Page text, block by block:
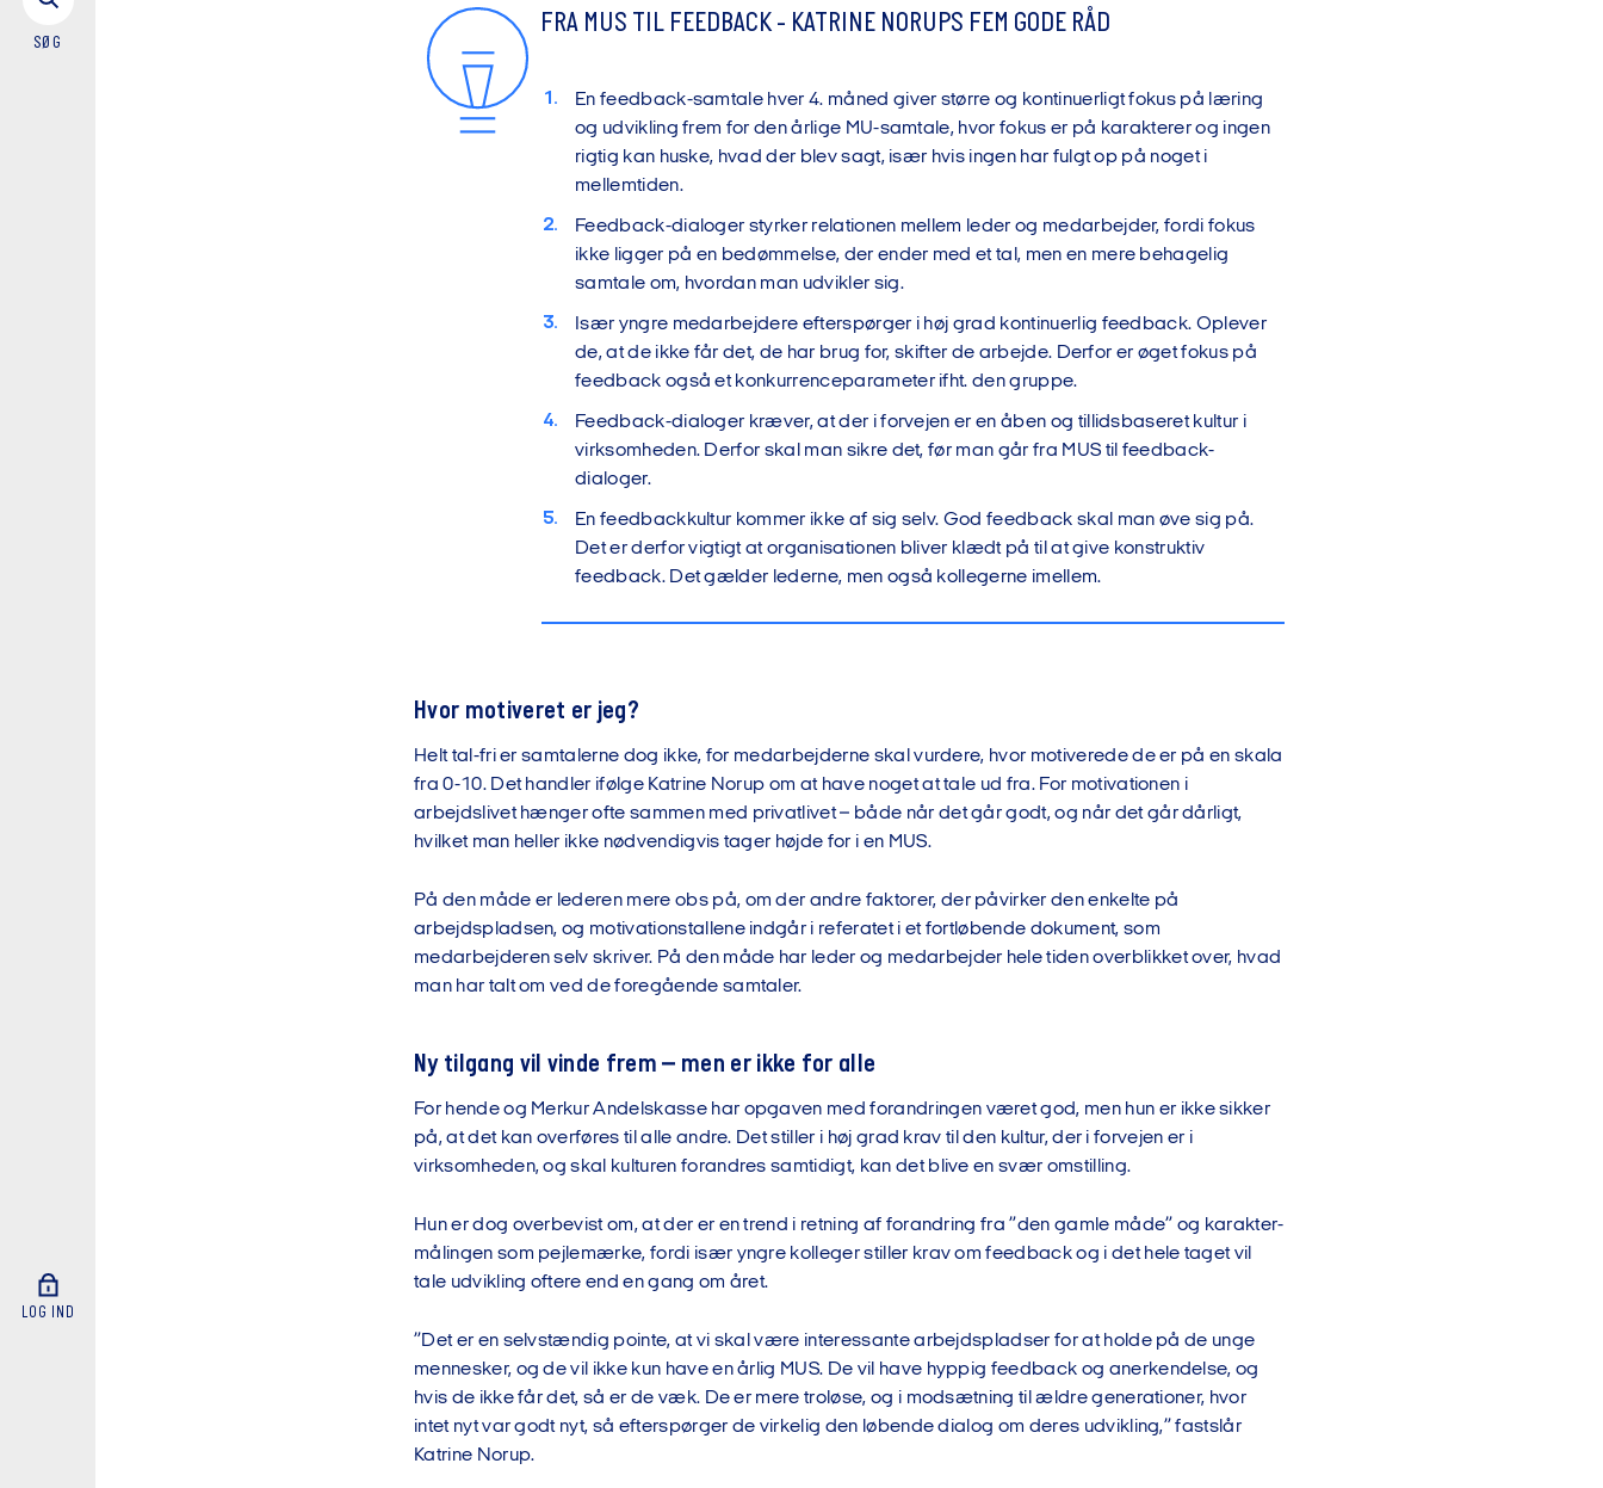
SØG
LOG IND
FRA MUS TIL FEEDBACK - KATRINE NORUPS FEM GODE RÅD
En feedback-samtale hver 4. måned giver større og kontinuerligt fokus på læring
og udvikling frem for den årlige MU-samtale, hvor fokus er på karakterer og ingen
rigtig kan huske, hvad der blev sagt, især hvis ingen har fulgt op på noget i
mellemtiden.
Feedback-dialoger styrker relationen mellem leder og medarbejder, fordi fokus
ikke ligger på en bedømmelse, der ender med et tal, men en mere behagelig
samtale om, hvordan man udvikler sig.
Især yngre medarbejdere efterspørger i høj grad kontinuerlig feedback. Oplever
de, at de ikke får det, de har brug for, skifter de arbejde. Derfor er øget fokus på
feedback også et konkurrenceparameter ifht. den gruppe.
Feedback-dialoger kræver, at der i forvejen er en åben og tillidsbaseret kultur i
virksomheden. Derfor skal man sikre det, før man går fra MUS til feedback-
dialoger.
En feedbackkultur kommer ikke af sig selv. God feedback skal man øve sig på.
Det er derfor vigtigt at organisationen bliver klædt på til at give konstruktiv
feedback. Det gælder lederne, men også kollegerne imellem.
Hvor motiveret er jeg?
Helt tal-fri er samtalerne dog ikke, for medarbejderne skal vurdere, hvor motiverede de er på en skala
fra 0-10. Det handler ifølge Katrine Norup om at have noget at tale ud fra. For motivationen i
arbejdslivet hænger ofte sammen med privatlivet – både når det går godt, og når det går dårligt,
hvilket man heller ikke nødvendigvis tager højde for i en MUS.
På den måde er lederen mere obs på, om der andre faktorer, der påvirker den enkelte på
arbejdspladsen, og motivationstallene indgår i referatet i et fortløbende dokument, som
medarbejderen selv skriver. På den måde har leder og medarbejder hele tiden overblikket over, hvad
man har talt om ved de foregående samtaler.
Ny tilgang vil vinde frem – men er ikke for alle
For hende og Merkur Andelskasse har opgaven med forandringen været god, men hun er ikke sikker
på, at det kan overføres til alle andre. Det stiller i høj grad krav til den kultur, der i forvejen er i
virksomheden, og skal kulturen forandres samtidigt, kan det blive en svær omstilling.
Hun er dog overbevist om, at der er en trend i retning af forandring fra ”den gamle måde” og karakter-
målingen som pejlemærke, fordi især yngre kolleger stiller krav om feedback og i det hele taget vil
tale udvikling oftere end en gang om året.
”Det er en selvstændig pointe, at vi skal være interessante arbejdspladser for at holde på de unge
mennesker, og de vil ikke kun have en årlig MUS. De vil have hyppig feedback og anerkendelse, og
hvis de ikke får det, så er de væk. De er mere troløse, og i modsætning til ældre generationer, hvor
intet nyt var godt nyt, så efterspørger de virkelig den løbende dialog om deres udvikling,” fastslår
Katrine Norup.